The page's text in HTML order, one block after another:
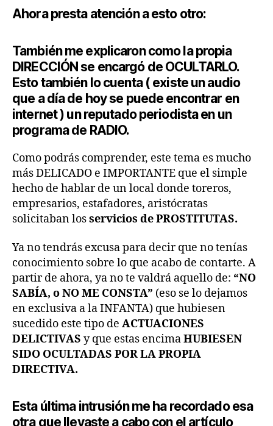
Ahora presta atención a esto otro:
También me explicaron como la propia
DIRECCIÓN se encargó de OCULTARLO.
Esto también lo cuenta ( existe un audio
que a día de hoy se puede encontrar en
internet ) un reputado periodista en un
programa de RADIO.
Como podrás comprender, este tema es mucho
más DELICADO e IMPORTANTE que el simple
hecho de hablar de un local donde toreros,
empresarios, estafadores, aristócratas
solicitaban losservicios de PROSTITUTAS.
Ya no tendrás excusa para decir que no tenías
conocimiento sobre lo que acabo de contarte. A
partir de ahora, ya no te valdrá aquello de: “NO
SABÍA, o NO ME CONSTA” (eso se lo dejamos
en exclusiva a la INFANTA) que hubiesen
sucedido este tipo de ACTUACIONES
DELICTIVAS y que estas encimaHUBIESEN
SIDO OCULTADAS POR LA PROPIA
DIRECTIVA.
Esta última intrusión me ha recordado esa
otra que llevaste a cabo con el artículo